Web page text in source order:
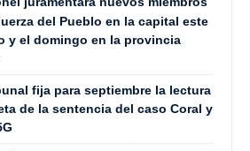
del Pueblo en la capital este
y el domingo en la provincia
fija para septiembre la lectura
de la sentencia del caso Coral y